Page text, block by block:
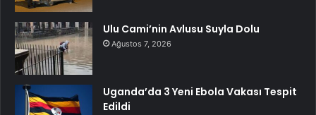
Ulu Cami’nin Avlusu Suyla Dolu
Ağustos 7, 2026
Uganda’da 3 Yeni Ebola Vakası Tespit
Edildi